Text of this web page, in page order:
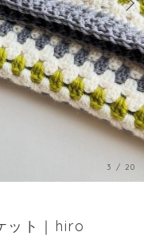
3 / 20
ット｜hiro